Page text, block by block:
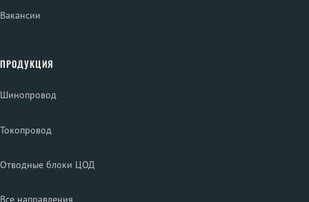
Вакансии
ПРОДУКЦИЯ
Шинопровод
Токопровод
Отводные блоки ЦОД
Все направления